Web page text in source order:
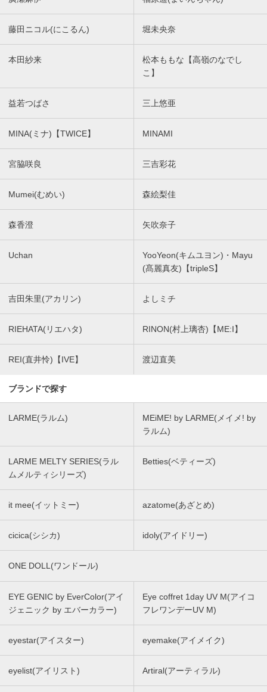
藤田ニコル(にこるん) 堀未央奈
本田紗来
松本ももな【高嶺のなでし
こ】
益若つばさ 三上悠亜
MINA(ミナ)【TWICE】 MINAMI
宮脇咲良 三吉彩花
Mumei(むめい) 森絵梨佳
森香澄 矢吹奈子
Uchan
YooYeon(キムユヨン)・Mayu
(髙麗真友)【tripleS】
吉田朱里(アカリン) よしミチ
RIEHATA(リエハタ) RINON(村上璃杏)【ME:I】
REI(直井怜)【IVE】 渡辺直美
ブランドで探す
LARME(ラルム)
MEiME! by LARME(メイメ! by
ラルム)
LARME MELTY SERIES(ラル
ムメルティシリーズ)
Betties(ベティーズ)
it mee(イットミー) azatome(あざとめ)
cicica(シシカ) idoly(アイドリー)
ONE DOLL(ワンドール)
EYE GENIC by EverColor(アイ
ジェニック by エバーカラー)
Eye coffret 1day UV M(アイコ
フレワンデーUV M)
eyestar(アイスター) eyemake(アイメイク)
eyelist(アイリスト) Artiral(アーティラル)